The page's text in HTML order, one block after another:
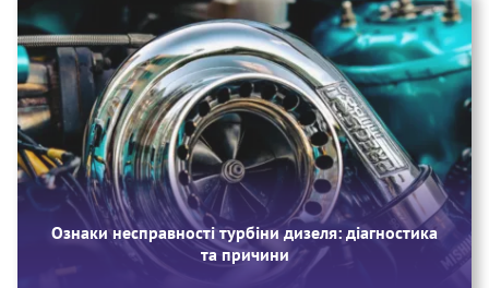
Ознаки несправності турбіни дизеля: діагностика
та причини